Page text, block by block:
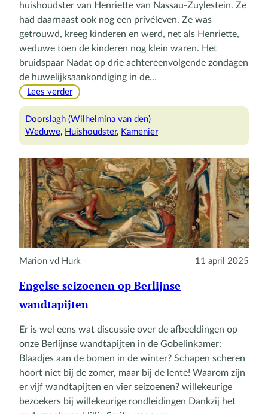
huishoudster van Henriette van Nassau-Zuylestein. Ze
had daarnaast ook nog een privéleven. Ze was
getrouwd, kreeg kinderen en werd, net als Henriette,
weduwe toen de kinderen nog klein waren. Het
bruidspaar Nadat op drie achtereenvolgende zondagen
de huwelijksaankondiging in de…
Lees verder:
gezin
van
Doorslagh (Wilhelmina van den)
Weduwe, Huishoudster, Kamenier
Marion vd Hurk 11 april 2025
Engelse seizoenen op Berlijnse
wandtapijten
Er is wel eens wat discussie over de afbeeldingen op
onze Berlijnse wandtapijten in de Gobelinkamer:
Blaadjes aan de bomen in de winter? Schapen scheren
hoort niet bij de zomer, maar bij de lente! Waarom zijn
er vijf wandtapijten en vier seizoenen? willekeurige
bezoekers bij willekeurige rondleidingen Dankzij het